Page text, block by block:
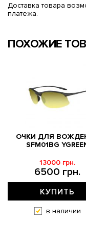
Доставка товара
платежа.
ПОХОЖИЕ
ОЧКИ ДЛЯ
SFM01BG
6500 грн.
13000 грн.
КУПИТЬ
в наличии